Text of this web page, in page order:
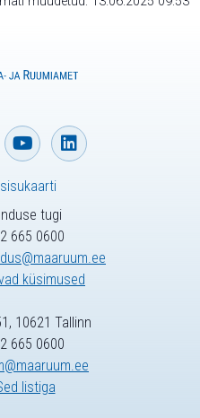
tugi
665 0600
küsimused
10621 Tallinn
665 0600
listiga